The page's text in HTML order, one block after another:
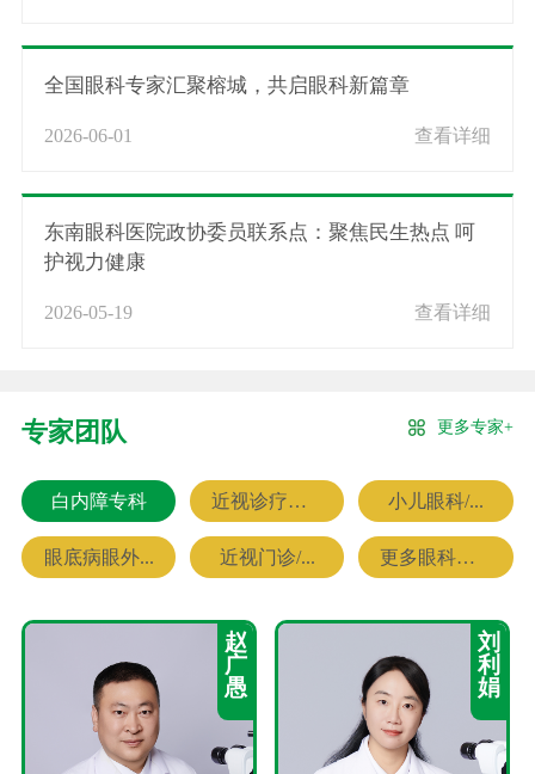
全国眼科专家汇聚榕城，共启眼科新篇章
2026-06-01 查看详细
东南眼科医院政协委员联系点：聚焦民生热点 呵
护视力健康
2026-05-19 查看详细
专家团队 更多专家+
白内障专科 近视诊疗专科 小儿眼科/...
眼底病眼外... 近视门诊/... 更多眼科专家
赵
广
愚
刘
利
娟